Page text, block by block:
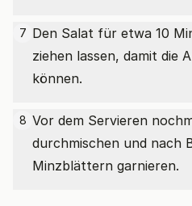
7 Den Salat für etwa 10
ziehen lassen, damit die
können.
8 Vor dem Servieren
durchmischen und nach
Minzblättern garnieren.